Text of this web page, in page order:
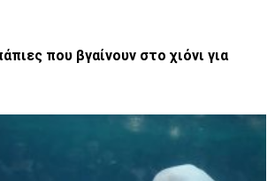
που βγαίνουν στο χιόνι για